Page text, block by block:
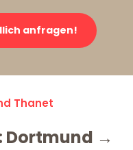
anfragen!
Thanet
Dortmund →